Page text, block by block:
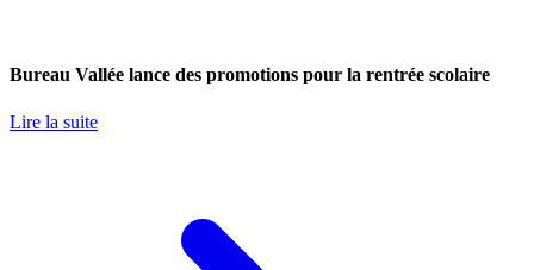
Bureau Vallée lance des promotions pour la rentrée scolaire
Lire la suite